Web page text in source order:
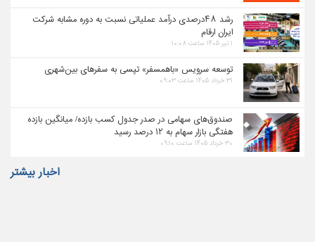
رشد ۴۸درصدی درآمد عملیاتی نسبت به دوره مشابه شرکت
ایران ارقام
۱ تیر ۱۴۰۵ ساعت ۱۰:۰۸
توسعه سرویس «باهمسفر» تپسی به سفرهای بین‌شهری
۳۱ خرداد ۱۴۰۵ ساعت ۰۹:۰۳
صندوق‌های سهامی در صدر جدول کسب بازده/ میانگین بازده
هفتگی بازار سهام به ۱۲ درصد رسید
۳۰ خرداد ۱۴۰۵ ساعت ۰۹:۱۰
اخبار بیشتر